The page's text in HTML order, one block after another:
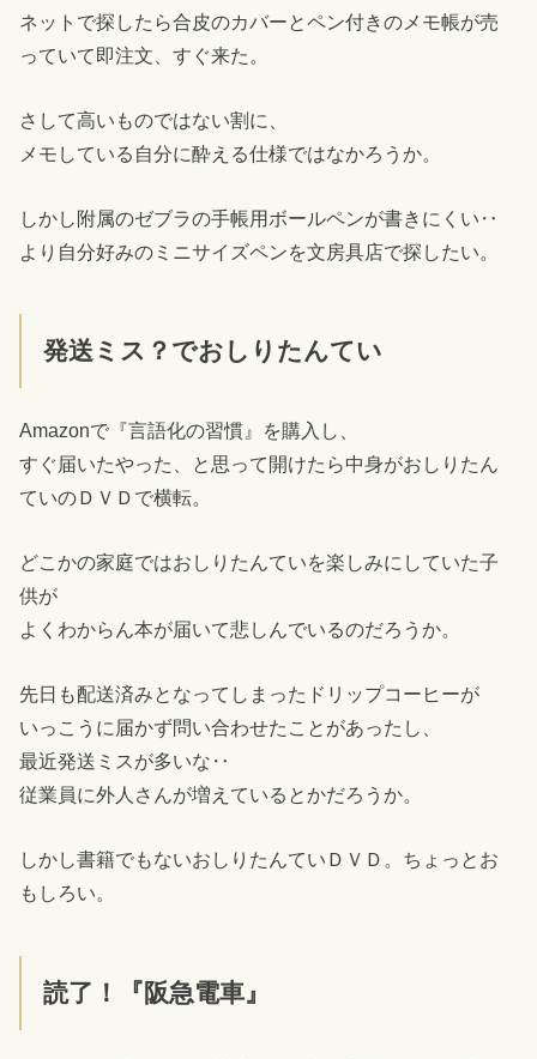
ネットで探したら合皮のカバーとペン付きのメモ帳が売
っていて即注文、すぐ来た。
さして高いものではない割に、
メモしている自分に酔える仕様ではなかろうか。
しかし附属のゼブラの手帳用ボールペンが書きにくい‥
より自分好みのミニサイズペンを文房具店で探したい。
発送ミス？でおしりたんてい
Amazonで『言語化の習慣』を購入し、
すぐ届いたやった、と思って開けたら中身がおしりたん
ていのＤＶＤで横転。
どこかの家庭ではおしりたんていを楽しみにしていた子
供が
よくわからん本が届いて悲しんでいるのだろうか。
先日も配送済みとなってしまったドリップコーヒーが
いっこうに届かず問い合わせたことがあったし、
最近発送ミスが多いな‥
従業員に外人さんが増えているとかだろうか。
しかし書籍でもないおしりたんていＤＶＤ。ちょっとお
もしろい。
読了！『阪急電車』